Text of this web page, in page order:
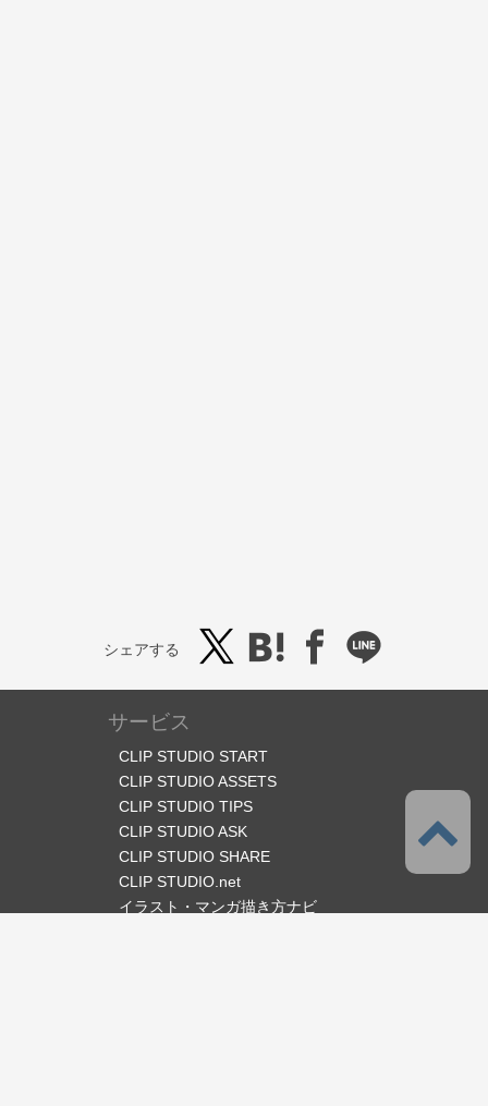
シェアする
サービス
CLIP STUDIO START
CLIP STUDIO ASSETS
CLIP STUDIO TIPS
CLIP STUDIO ASK
CLIP STUDIO SHARE
CLIP STUDIO.net
イラスト・マンガ描き方ナビ